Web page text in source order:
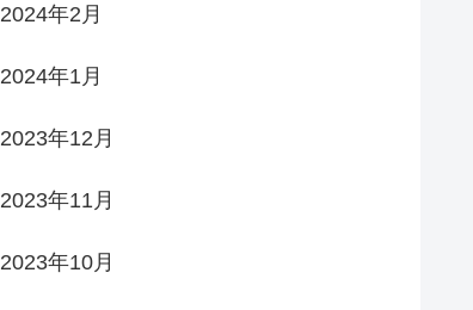
2024年2月
2024年1月
2023年12月
2023年11月
2023年10月